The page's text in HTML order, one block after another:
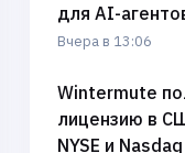
для AI-
Вчера в 13:06
Wintermute
лицензию в
NYSE и Nasdaq